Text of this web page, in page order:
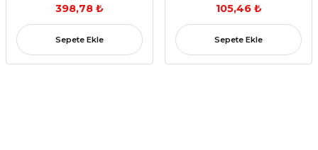
398,78 ₺
Sepete Ekle
105,46 ₺
Sepete Ekle